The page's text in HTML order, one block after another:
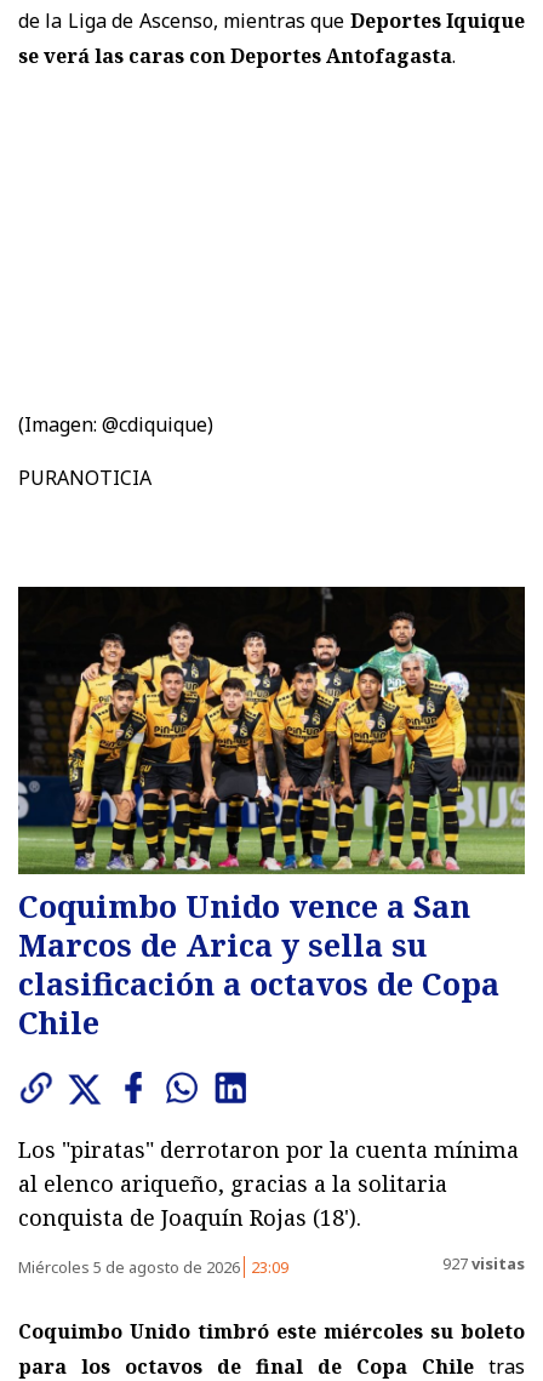
de la Liga de Ascenso, mientras que Deportes Iquique
se verá las caras con Deportes Antofagasta.
(Imagen: @cdiquique)
PURANOTICIA
Coquimbo Unido vence a San
Marcos de Arica y sella su
clasificación a octavos de Copa
Chile
Los "piratas" derrotaron por la cuenta mínima
al elenco ariqueño, gracias a la solitaria
conquista de Joaquín Rojas (18').
Miércoles 5 de agosto de 2026 23:09 927visitas
Coquimbo Unido timbró este miércoles su boleto
para los octavos de final de Copa Chile tras